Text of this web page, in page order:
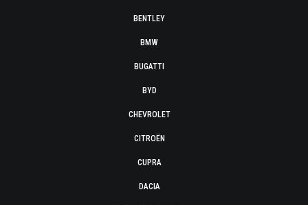
BENTLEY
BMW
BUGATTI
BYD
CHEVROLET
CITROËN
CUPRA
DACIA